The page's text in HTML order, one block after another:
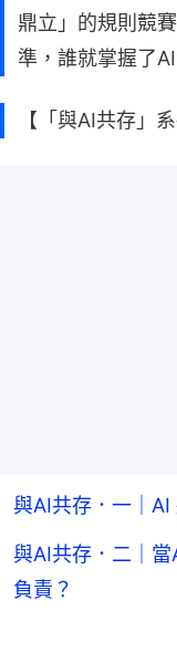
鼎立」的規則競
準，誰就掌握了
【「與AI共存」
與AI共存．一｜AI
與AI共存．二｜
負責？